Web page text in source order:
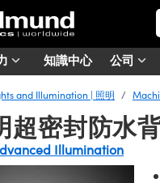
知識中心 公司
and Illumination | 照明
超密封防水
Illumination